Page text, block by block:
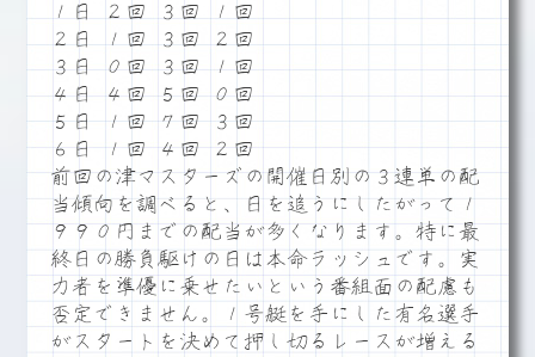
１日 ２回 ３回 １回
２日 １回 ３回 ２回
３日 ０回 ３回 １回
４日 ４回 ５回 ０回
５日 １回 ７回 ３回
６日 １回 ４回 ２回
前回の津マスターズの開催日別の３連単の配
当傾向を調べると、日を追うにしたがって１
９９０円までの配当が多くなります。特に最
終日の勝負駆けの日は本命ラッシュです。実
力者を準優に乗せたいという番組面の配慮も
否定できません。１号艇を手にした有名選手
がスタートを決めて押し切るレースが増える